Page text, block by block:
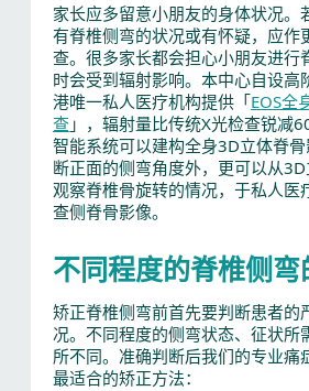
家长应多留意小朋友的身体状况。
有脊椎侧弯的状况或有怀疑，应作
查。很多家长都会担心小朋友进行
时会受到辐射影响。本中心自设高
港唯一私人医疗机构提供「EOS全
查」，辐射量比传统X光检查锐减
智能系统可以建构全身3D立体脊
断正面的侧弯角度外，更可以从
观察脊椎骨旋转的情况，于私人医
查侧脊骨影像。
不同程度的脊椎侧
矫正脊椎侧弯前首先要判断患者的
况。不同程度的侧弯状态、征状所
所不同。准确判断后我们的专业痛
最适合的矫正方法：